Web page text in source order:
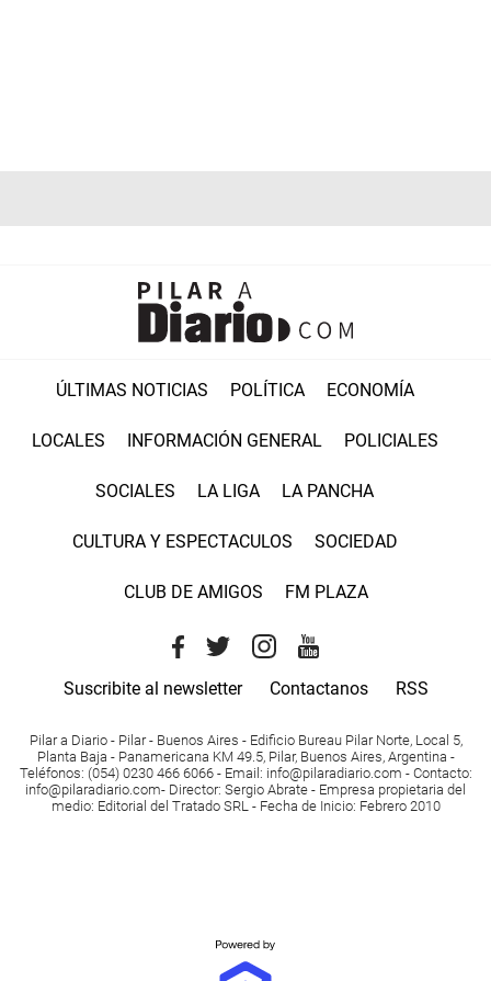
ÚLTIMAS NOTICIAS POLÍTICA ECONOMÍA
LOCALES INFORMACIÓN GENERAL POLICIALES
SOCIALES LA LIGA LA PANCHA
CULTURA Y ESPECTACULOS SOCIEDAD
CLUB DE AMIGOS FM PLAZA
Suscribite al newsletter Contactanos RSS
Pilar a Diario - Pilar - Buenos Aires - Edificio Bureau Pilar Norte, Local 5,
Planta Baja - Panamericana KM 49.5, Pilar, Buenos Aires, Argentina -
Teléfonos: (054) 0230 466 6066 - Email : info@pilaradiario.com - Contacto:
info@pilaradiario.com- Director: Sergio Abrate - Empresa propietaria del
medio: Editorial del Tratado SRL - Fecha de Inicio: Febrero 2010